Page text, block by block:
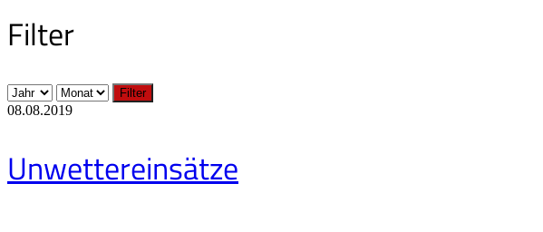
Filter
Filter
08.08.2019
Unwettereinsätze